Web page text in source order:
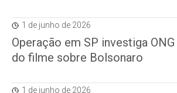
1 de junho de 2026
Operação em SP investiga
do filme sobre Bolsonaro
1 de junho de 2026